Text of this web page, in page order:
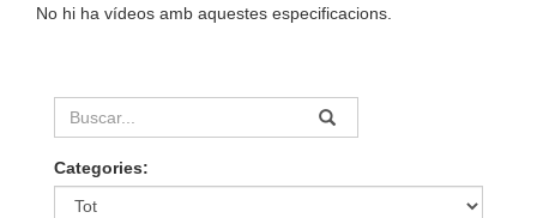
No hi ha vídeos amb aquestes especificacions.
Categories: